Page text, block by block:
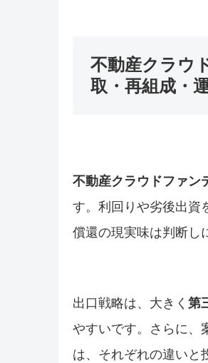
不動産クラウ
取・再組成・
不動産クラウドファン
す。利回りや劣後出資
償還の現実味は判断し
出口戦略は、大きく 第
やすいです。さらに、
は、それぞれの違いと